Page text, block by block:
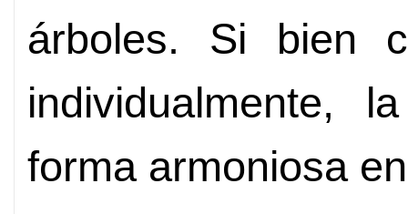
árboles. Si bien
individualmente,
forma armoniosa